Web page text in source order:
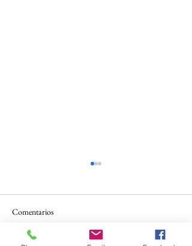
Comentarios